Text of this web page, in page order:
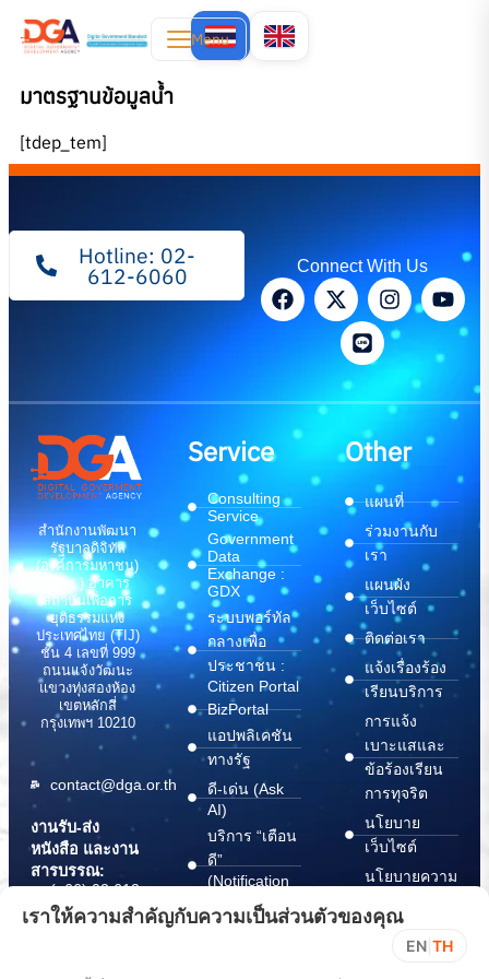
Menu
มาตรฐานข้อมูลน้ำ
[tdep_tem]
Hotline: 02-
612-6060 Connect With Us
สำนักงานพัฒนา
รัฐบาลดิจิทัล
(องค์การมหาชน)
(สพร.) อาคาร
สถาบันเพื่อการ
ยุติธรรมแห่ง
ประเทศไทย (TIJ)
ชั้น 4 เลขที่ 999
ถนนแจ้งวัฒนะ
แขวงทุ่งสองห้อง
เขตหลักสี่
กรุงเทพฯ 10210
contact@dga.or.th
งานรับ-ส่ง
หนังสือ และงาน
สารบรรณ:
(+66) 02 612
6000
saraban@dga.or.th
Service
Consulting
Service
Government
Data
Exchange :
GDX
ระบบพอร์ทัล
กลางเพื่อ
ประชาชน :
Citizen Portal
BizPortal
แอปพลิเคชัน
ทางรัฐ
ดี-เด่น (Ask
AI)
บริการ “เตือน
ดี”
(Notification
บริการ
Other
แผนที่
ร่วมงานกับ
เรา
แผนผัง
เว็บไซต์
ติดต่อเรา
แจ้งเรื่องร้อง
เรียนบริการ
การแจ้ง
เบาะแสและ
ข้อร้องเรียน
การทุจริต
นโยบาย
เว็บไซต์
นโยบายความ
ปลอดภัย
สารสนเทศ
เราให้ความสำคัญกับความเป็นส่วนตัวของคุณ
EN TH